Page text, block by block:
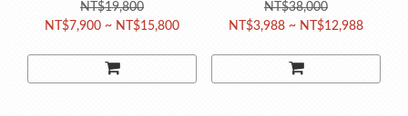
(最高CP值首選 高碳鋼獨
立筒 台灣製造)
NT$19,800
NT$7,900 ~ NT$15,800
子三層記憶綿床
NT$38,000
NT$3,988 ~ NT$12,988